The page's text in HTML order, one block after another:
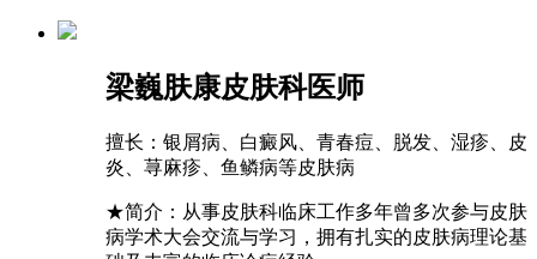
梁巍肤康皮肤科医师
擅长： 银屑病、白癜风、青春痘、脱发、湿疹、皮
炎、荨麻疹、鱼鳞病等皮肤病
★简介：从事皮肤科临床工作多年曾多次参与皮肤
病学术大会交流与学习，拥有扎实的皮肤病理论基